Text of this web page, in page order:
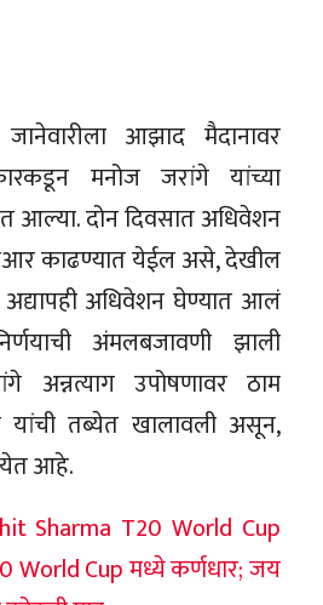
आझाद मैदानावर
मनोज जरांगे यांच्या
आल्या. दोन दिवसात अधिवेशन
काढण्यात येईल असे, देखील
अधिवेशन घेण्यात आलं
अंमलबजावणी झाली
अन्नत्याग उपोषणावर ठाम
तब्येत खालावली असून,
येत आहे.
Sharma T20 World Cup
World Cup मध्ये कर्णधार; जय